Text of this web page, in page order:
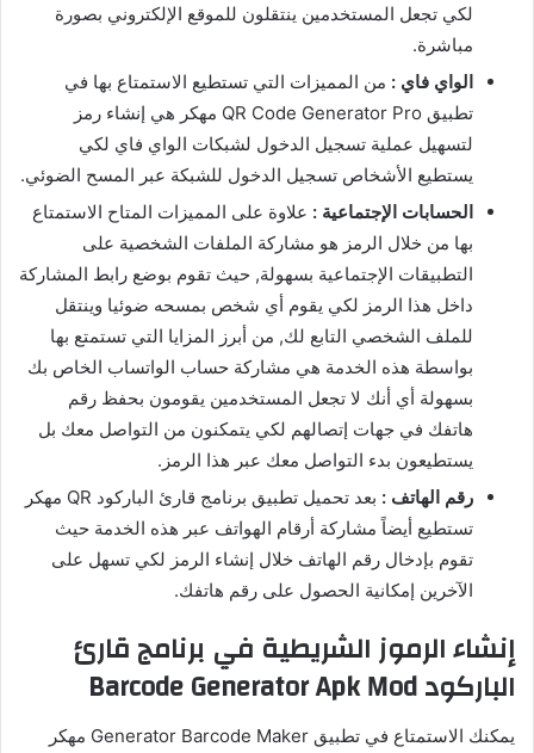
لكي تجعل المستخدمين ينتقلون للموقع الإلكتروني بصورة
مباشرة.
الواي فاي : من المميزات التي تستطيع الاستمتاع بها في
تطبيق QR Code Generator Pro مهكر هي إنشاء رمز
لتسهيل عملية تسجيل الدخول لشبكات الواي فاي لكي
يستطيع الأشخاص تسجيل الدخول للشبكة عبر المسح الضوئي.
الحسابات الإجتماعية : علاوة على المميزات المتاح الاستمتاع
بها من خلال الرمز هو مشاركة الملفات الشخصية على
التطبيقات الإجتماعية بسهولة, حيث تقوم بوضع رابط المشاركة
داخل هذا الرمز لكي يقوم أي شخص بمسحه ضوئيا وينتقل
للملف الشخصي التابع لك, من أبرز المزايا التي تستمتع بها
بواسطة هذه الخدمة هي مشاركة حساب الواتساب الخاص بك
بسهولة أي أنك لا تجعل المستخدمين يقومون بحفظ رقم
هاتفك في جهات إتصالهم لكي يتمكنون من التواصل معك بل
يستطيعون بدء التواصل معك عبر هذا الرمز.
رقم الهاتف :
بعد تحميل تطبيق برنامج قارئ الباركود QR مهكر
تستطيع أيضاً مشاركة أرقام الهواتف عبر هذه الخدمة حيث
تقوم بإدخال رقم الهاتف خلال إنشاء الرمز لكي تسهل على
الآخرين إمكانية الحصول على رقم هاتفك.
إنشاء الرموز الشريطية في برنامج قارئ
الباركود Barcode Generator Apk Mod
يمكنك الاستمتاع في تطبيق Generator Barcode Maker مهكر